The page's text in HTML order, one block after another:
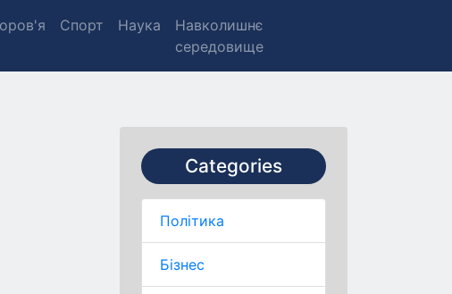
Спорт Наука
Навколишнє
середовище
Categories
Політика
Бізнес